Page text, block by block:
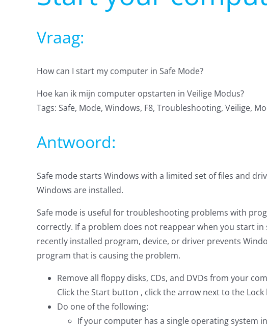
Vraag:
How can I start my computer in Safe Mode?
Hoe kan ik mijn computer opstarten in Veilige Modus?
Tags: Safe, Mode, Windows, F8, Troubleshooting, Veilige,
Antwoord:
Safe mode starts Windows with a limited set of files and
Windows are installed.
Safe mode is useful for troubleshooting problems with
correctly. If a problem does not reappear when you start
recently installed program, device, or driver prevents
program that is causing the problem.
Remove all floppy disks, CDs, and DVDs from your
Click the Start button , click the arrow next to the
Do one of the following:
If your computer has a single operating system